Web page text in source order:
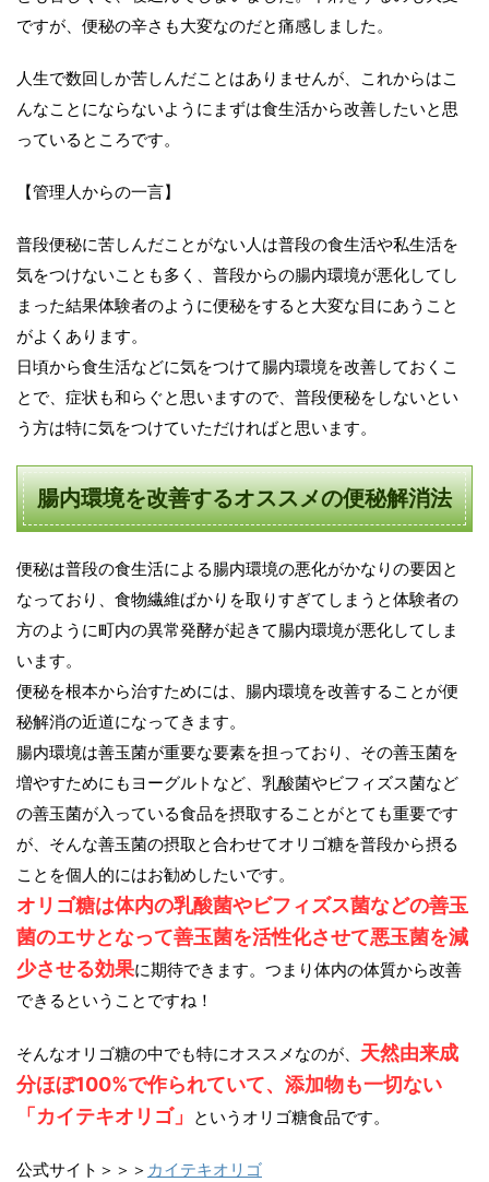
ですが、便秘の辛さも大変なのだと痛感しました。
人生で数回しか苦しんだことはありませんが、これからはこ
んなことにならないようにまずは食生活から改善したいと思
っているところです。
【管理人からの一言】
普段便秘に苦しんだことがない人は普段の食生活や私生活を
気をつけないことも多く、普段からの腸内環境が悪化してし
まった結果体験者のように便秘をすると大変な目にあうこと
がよくあります。
日頃から食生活などに気をつけて腸内環境を改善しておくこ
とで、症状も和らぐと思いますので、普段便秘をしないとい
う方は特に気をつけていただければと思います。
腸内環境を改善するオススメの便秘解消法
便秘は普段の食生活による腸内環境の悪化がかなりの要因と
なっており、食物繊維ばかりを取りすぎてしまうと体験者の
方のように町内の異常発酵が起きて腸内環境が悪化してしま
います。
便秘を根本から治すためには、腸内環境を改善することが便
秘解消の近道になってきます。
腸内環境は善玉菌が重要な要素を担っており、その善玉菌を
増やすためにもヨーグルトなど、乳酸菌やビフィズス菌など
の善玉菌が入っている食品を摂取することがとても重要です
が、そんな善玉菌の摂取と合わせてオリゴ糖を普段から摂る
ことを個人的にはお勧めしたいです。
オリゴ糖は体内の乳酸菌やビフィズス菌などの善玉
菌のエサとなって善玉菌を活性化させて悪玉菌を減
少させる効果に期待できます。つまり体内の体質から改善
できるということですね！
そんなオリゴ糖の中でも特にオススメなのが、 天然由来成
分ほぼ100%で作られていて、添加物も一切ない
「カイテキオリゴ」
というオリゴ糖食品です。
公式サイト＞＞＞ カイテキオリゴ